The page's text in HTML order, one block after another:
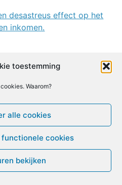
toestemming
Waarom?
alle cookies
cookies
bekijken
desastreus effect op het
inkomen.
hoog.
Migratie/Update website
Ghijs